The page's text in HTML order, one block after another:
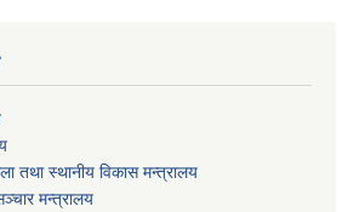
तथा स्थानीय विकास मन्त्रालय
मन्त्रालय